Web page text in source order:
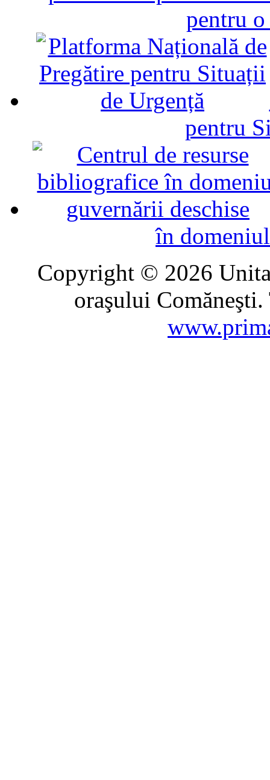
pentru
pentru
în
Copyright © 2026
oraşului